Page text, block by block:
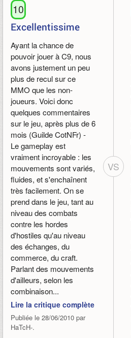
VS
10
Excellentissime
Ayant la chance de
pouvoir jouer à C9, nous
avons justement un peu
plus de recul sur ce
MMO que les non-
joueurs. Voici donc
quelques commentaires
sur le jeu, après plus de 6
mois (Guilde CotNFr) -
Le gameplay est
vraiment incroyable : les
mouvements sont variés,
fluides, et s'enchaînent
très facilement. On se
prend dans le jeu, tant au
niveau des combats
contre les hordes
d'hostiles qu'au niveau
des échanges, du
commerce, du craft.
Parlant des mouvements
d'ailleurs, selon les
combinaison...
Lire la critique complète
Publiée le 28/06/2010 par
HaTcH-.